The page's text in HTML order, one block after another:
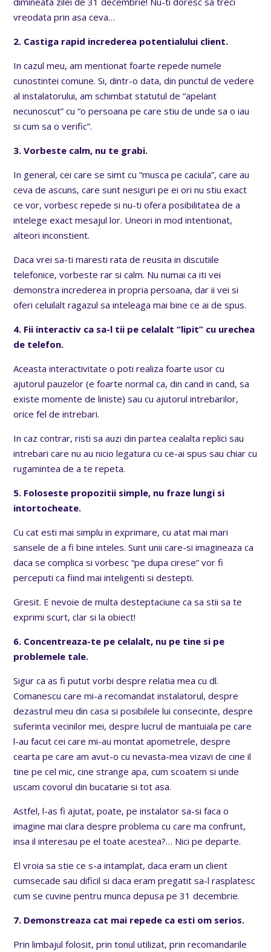
vreodata prin asa ceva…
2. Castiga rapid increderea potentialului client.
In cazul meu, am mentionat foarte repede numele
cunostintei comune. Si, dintr-o data, din punctul de vedere
al instalatorului, am schimbat statutul de “apelant
necunoscut” cu “o persoana pe care stiu de unde sa o iau
si cum sa o verific”.
3. Vorbeste calm, nu te grabi.
In general, cei care se simt cu “musca pe caciula”, care au
ceva de ascuns, care sunt nesiguri pe ei ori nu stiu exact
ce vor, vorbesc repede si nu-ti ofera posibilitatea de a
intelege exact mesajul lor. Uneori in mod intentionat,
alteori inconstient.
Daca vrei sa-ti maresti rata de reusita in discutiile
telefonice, vorbeste rar si calm. Nu numai ca iti vei
demonstra increderea in propria persoana, dar ii vei si
oferi celuilalt ragazul sa inteleaga mai bine ce ai de spus.
4. Fii interactiv ca sa-l tii pe celalalt “lipit” cu urechea
de telefon.
Aceasta interactivitate o poti realiza foarte usor cu
ajutorul pauzelor (e foarte normal ca, din cand in cand, sa
existe momente de liniste) sau cu ajutorul intrebarilor,
orice fel de intrebari.
In caz contrar, risti sa auzi din partea cealalta replici sau
intrebari care nu au nicio legatura cu ce-ai spus sau chiar cu
rugamintea de a te repeta.
5. Foloseste propozitii simple, nu fraze lungi si
intortocheate.
Cu cat esti mai simplu in exprimare, cu atat mai mari
sansele de a fi bine inteles. Sunt unii care-si imagineaza ca
daca se complica si vorbesc “pe dupa cirese” vor fi
perceputi ca fiind mai inteligenti si destepti.
Gresit. E nevoie de multa desteptaciune ca sa stii sa te
exprimi scurt, clar si la obiect!
6. Concentreaza-te pe celalalt, nu pe tine si pe
problemele tale.
Sigur ca as fi putut vorbi despre relatia mea cu dl.
Comanescu care mi-a recomandat instalatorul, despre
dezastrul meu din casa si posibilele lui consecinte, despre
suferinta vecinilor mei, despre lucrul de mantuiala pe care
l-au facut cei care mi-au montat apometrele, despre
cearta pe care am avut-o cu nevasta-mea vizavi de cine il
tine pe cel mic, cine strange apa, cum scoatem si unde
uscam covorul din bucatarie si tot asa.
Astfel, l-as fi ajutat, poate, pe instalator sa-si faca o
imagine mai clara despre problema cu care ma confrunt,
insa il interesau pe el toate acestea?… Nici pe departe.
El vroia sa stie ce s-a intamplat, daca eram un client
cumsecade sau dificil si daca eram pregatit sa-l rasplatesc
cum se cuvine pentru munca depusa pe 31 decembrie.
7. Demonstreaza cat mai repede ca esti om serios.
Prin limbajul folosit, prin tonul utilizat, prin recomandarile